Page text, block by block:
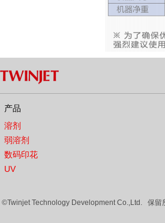
产品
溶剂
弱溶剂
数码印花
UV
©Twinjet Technology Development Co.,Ltd. 保